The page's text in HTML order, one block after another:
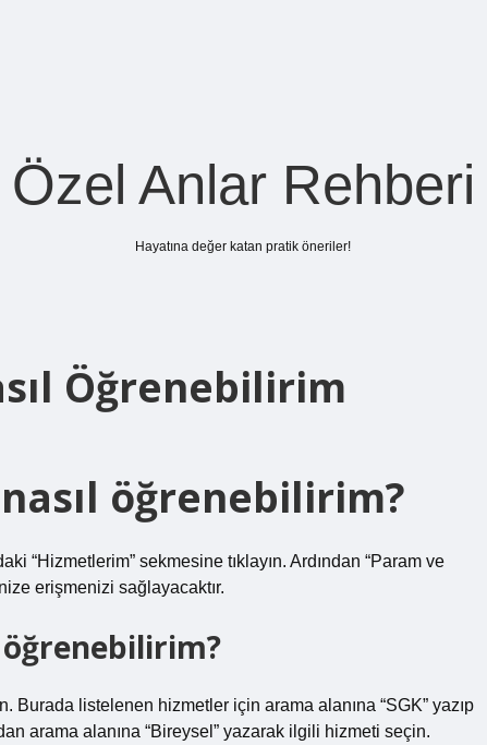
Özel Anlar Rehberi
Hayatına değer katan pratik öneriler!
Öğrenebilirim
öğrenebilirim?
“Hizmetlerim” sekmesine tıklayın. Ardından “Param ve
erişmenizi sağlayacaktır.
öğrenebilirim?
Burada listelenen hizmetler için arama alanına “SGK” yazıp
arama alanına “Bireysel” yazarak ilgili hizmeti seçin.